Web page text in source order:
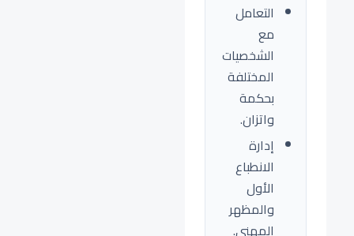
التعامل
مع
الشخصيات
المختلفة
بحكمة
واتزان.
إدارة
الانطباع
الأول
والمظهر
المهني.